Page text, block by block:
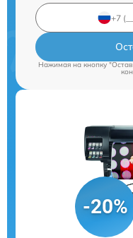
Нажимая на кнопку
-20%